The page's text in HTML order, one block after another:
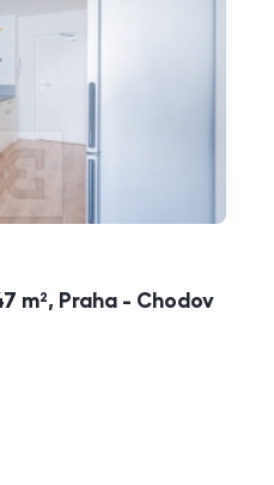
m², Praha - Chodov